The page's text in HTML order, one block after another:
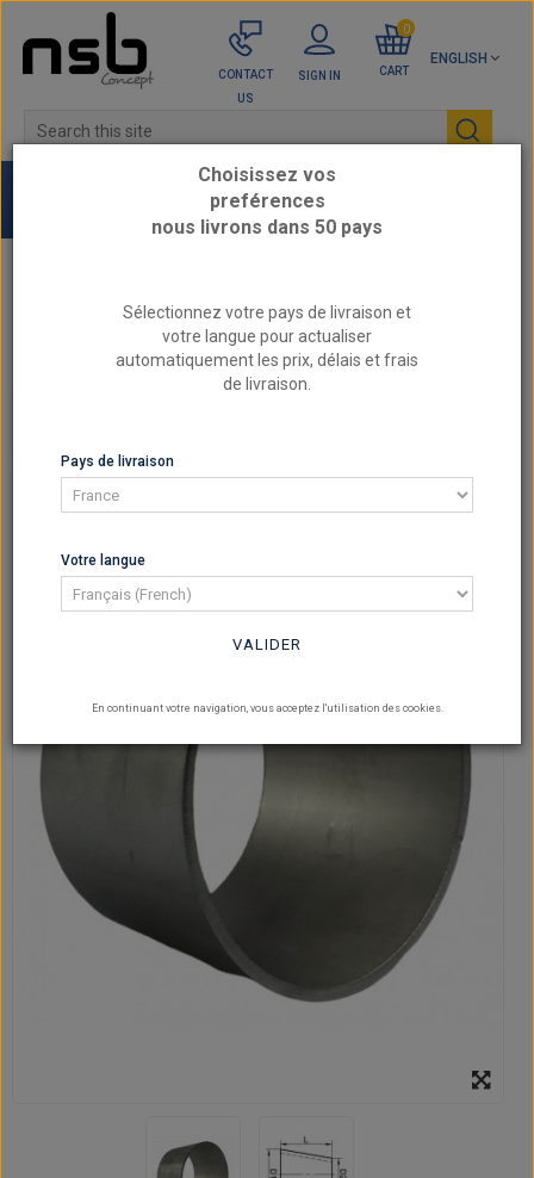
ENGLISH
CONTACT
US
SIGN IN CART
0
Symmetrical conical stainless steel reducer,
diameter 60.3-48.3mm, length 36mm, thickness
2mm
Choisissez vos
preférences
nous livrons dans 50 pays
Sélectionnez votre pays de livraison et
votre langue pour actualiser
automatiquement les prix, délais et frais
de livraison.
Pays de livraison
Votre langue
VALIDER
En continuant votre navigation, vous acceptez l'utilisation des cookies.